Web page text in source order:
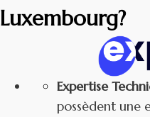
Luxembourg?
Expertise
possèdent une